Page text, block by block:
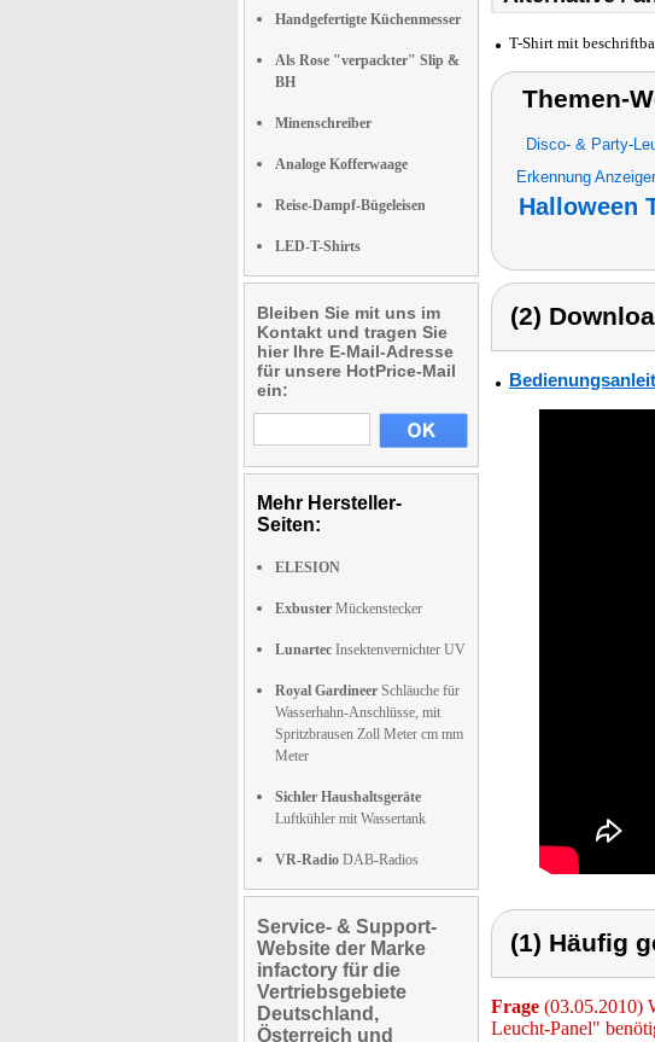
Handgefertigte Küchenmesser
Als Rose "verpackter" Slip &
BH
Minenschreiber
Analoge Kofferwaage
Reise-Dampf-Bügeleisen
LED-T-Shirts
Bleiben Sie mit uns im
Kontakt und tragen Sie
hier Ihre E-Mail-Adresse
für unsere HotPrice-Mail
ein:
Mehr Hersteller-
Seiten:
ELESION
Exbuster Mückenstecker
Lunartec Insektenvernichter UV
Royal Gardineer Schläuche für
Wasserhahn-Anschlüsse, mit
Spritzbrausen Zoll Meter cm mm
Meter
Sichler Haushaltsgeräte
Luftkühler mit Wassertank
VR-Radio DAB-Radios
Service- & Support-
Website der Marke
infactory für die
Vertriebsgebiete
Deutschland,
Österreich und
T-Shirt mit
Themen-
Disco- & Party-
Erkennung
Halloween
(2)
(1) Häufig
Frage (03.05.2010)
Leucht-Panel"